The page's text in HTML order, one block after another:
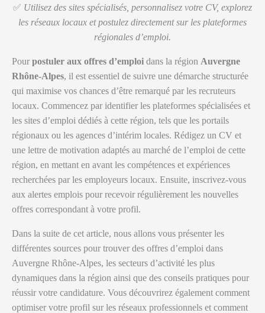
✅ Utilisez des sites spécialisés, personnalisez votre CV, explorez
les réseaux locaux et postulez directement sur les plateformes
régionales d’emploi.
Pour postuler aux offres d’emploi dans la région Auvergne
Rhône-Alpes, il est essentiel de suivre une démarche structurée
qui maximise vos chances d’être remarqué par les recruteurs
locaux. Commencez par identifier les plateformes spécialisées et
les sites d’emploi dédiés à cette région, tels que les portails
régionaux ou les agences d’intérim locales. Rédigez un CV et
une lettre de motivation adaptés au marché de l’emploi de cette
région, en mettant en avant les compétences et expériences
recherchées par les employeurs locaux. Ensuite, inscrivez-vous
aux alertes emplois pour recevoir régulièrement les nouvelles
offres correspondant à votre profil.
Dans la suite de cet article, nous allons vous présenter les
différentes sources pour trouver des offres d’emploi dans
Auvergne Rhône-Alpes, les secteurs d’activité les plus
dynamiques dans la région ainsi que des conseils pratiques pour
réussir votre candidature. Vous découvrirez également comment
optimiser votre profil sur les réseaux professionnels et comment